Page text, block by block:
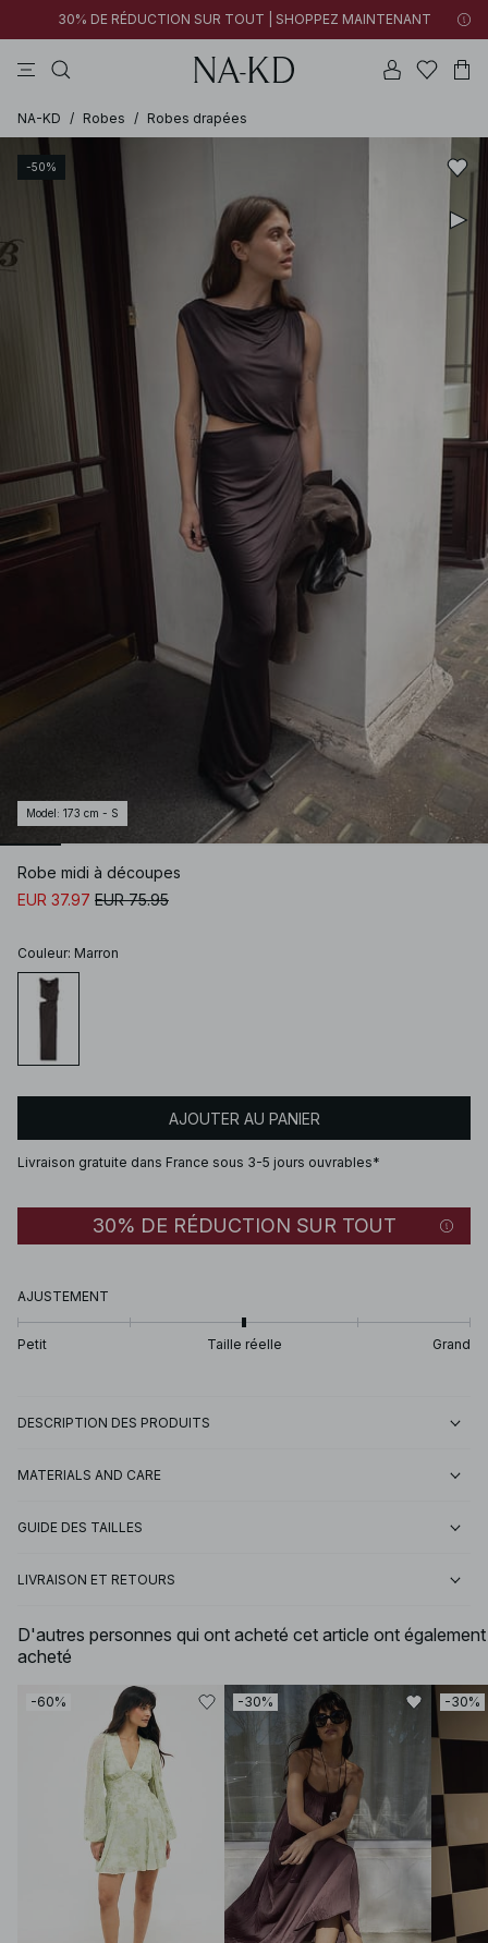
30% DE RÉDUCTION SUR TOUT | SHOPPEZ MAINTENANT
NA-KD / Robes / Robes drapées
-50%
Model : 173 cm - S
Robe midi à découpes
EUR 37.97 EUR 75.95
Couleur: Marron
AJOUTER AU PANIER
Livraison gratuite dans France sous 3-5 jours ouvrables*
30% DE RÉDUCTION SUR TOUT
AJUSTEMENT
Petit Taille réelle Grand
DESCRIPTION DES PRODUITS
MATERIALS AND CARE
GUIDE DES TAILLES
LIVRAISON ET RETOURS
D'autres personnes qui ont acheté cet article ont également
acheté
-60% -30% -30%